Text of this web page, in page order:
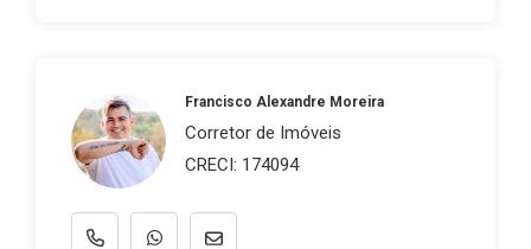
Francisco Alexandre Moreira
Corretor de Imóveis
CRECI: 174094